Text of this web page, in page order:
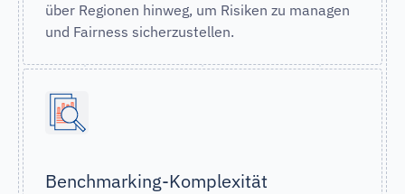
über Regionen hinweg, um Risiken zu managen
und Fairness sicherzustellen.
Benchmarking-Komplexität